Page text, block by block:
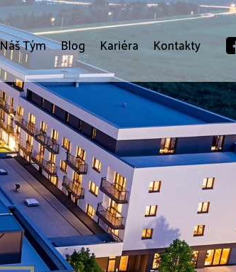
Náš Tým Blog Kariéra Kontakty